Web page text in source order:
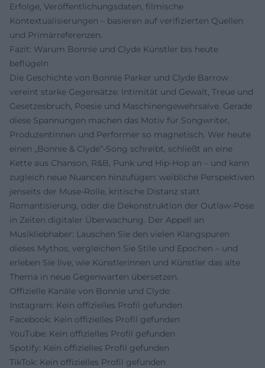
Erfolge, Veröffentlichungsdaten, filmische
Kontextualisierungen – basieren auf verifizierten Quellen
und Primärreferenzen.
Fazit: Warum Bonnie und Clyde Künstler bis heute
beflügeln
Die Geschichte von Bonnie Parker und Clyde Barrow
vereint starke Gegensätze: Intimität und Gewalt, Treue und
Gesetzesbruch, Poesie und Maschinengewehrsalve. Gerade
diese Spannungen machen das Motiv für Songwriter,
Produzentinnen und Performer so magnetisch. Wer heute
einen „Bonnie & Clyde“-Song schreibt, schließt an eine
Kette aus Chanson, R&B, Punk und Hip-Hop an – und kann
zugleich neue Nuancen hinzufügen: weibliche Perspektiven
jenseits der Muse-Rolle, kritische Distanz statt
Romantisierung, oder die Dekonstruktion der Outlaw-Pose
in Zeiten digitaler Überwachung. Der Appell an
Musikliebhaber: Lauschen Sie den vielen Klangspuren
dieses Mythos, vergleichen Sie Stile und Epochen – und
erleben Sie live, wie Künstlerinnen und Künstler das alte
Thema in neue Gegenwarten übersetzen.
Offizielle Kanäle von Bonnie und Clyde:
Instagram: Kein offizielles Profil gefunden
Facebook: Kein offizielles Profil gefunden
YouTube: Kein offizielles Profil gefunden
Spotify: Kein offizielles Profil gefunden
TikTok: Kein offizielles Profil gefunden